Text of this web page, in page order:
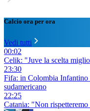
Calcio ora per ora
Vedi tutti
00:02
Celik: "Juve la scelta
23:30
Fifa: in Colombia Infantino
sudamericano
22:25
Catania: "Non